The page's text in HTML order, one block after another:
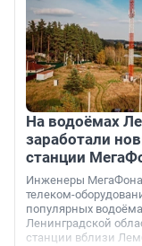
На водоёмах
заработали
станции
Инженеры МегаФона
телеком-
популярных
Ленинградской
станции вблизи